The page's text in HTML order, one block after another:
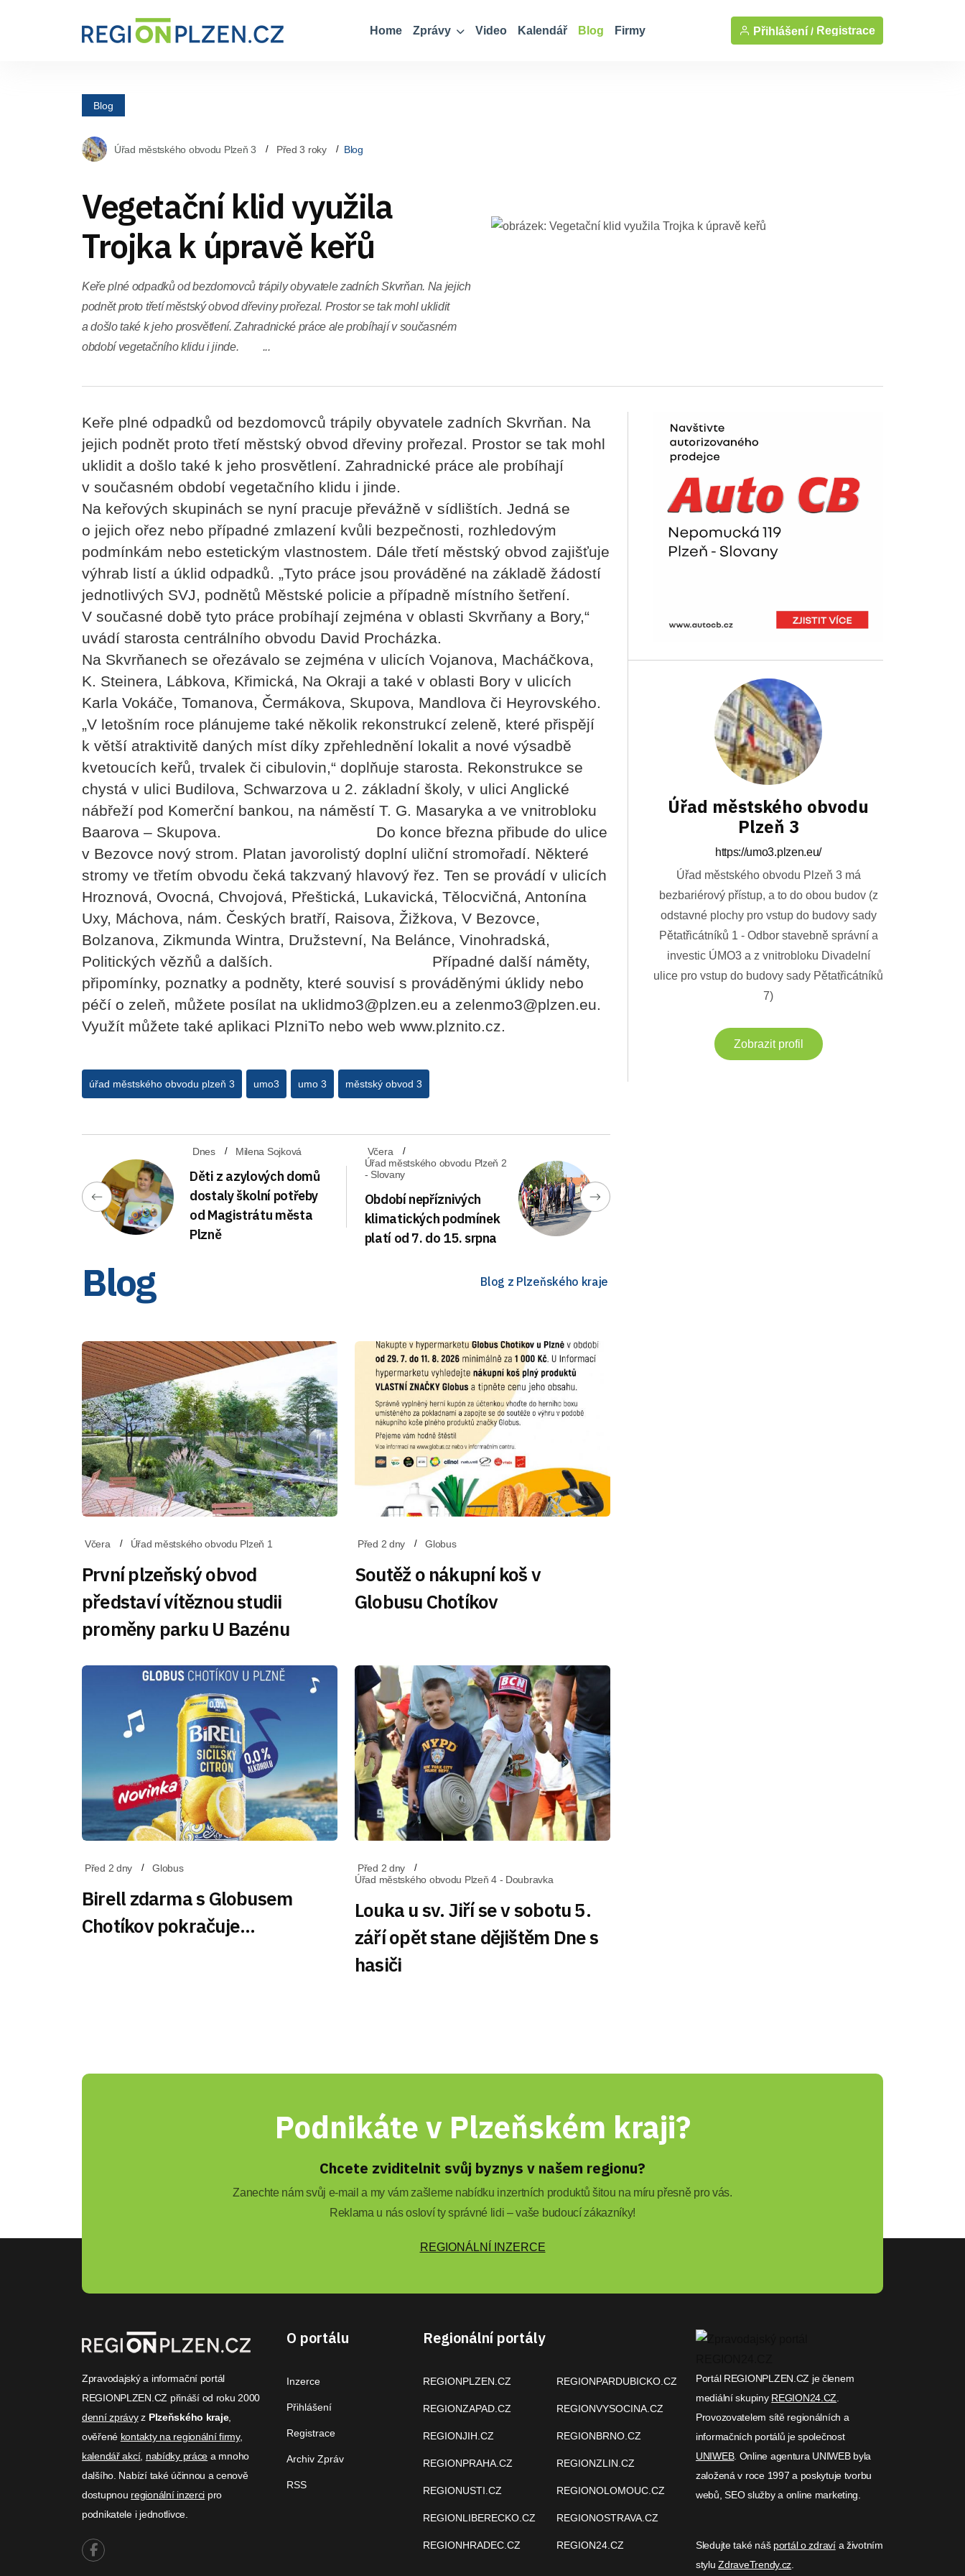
Home Zprávy Video Kalendář Blog Firmy Přihlášení / Registrace
Blog
Úřad městského obvodu Plzeň 3 Před 3 roky Blog
Vegetační klid využila
Trojka k úpravě keřů
Keře plné odpadků od bezdomovců trápily obyvatele zadních Skvrňan. Na jejich
podnět proto třetí městský obvod dřeviny prořezal. Prostor se tak mohl uklidit
a došlo také k jeho prosvětlení. Zahradnické práce ale probíhají v současném
období vegetačního klidu i jinde. ...
Keře plné odpadků od bezdomovců trápily obyvatele zadních Skvrňan. Na
jejich podnět proto třetí městský obvod dřeviny prořezal. Prostor se tak mohl
uklidit a došlo také k jeho prosvětlení. Zahradnické práce ale probíhají
v současném období vegetačního klidu i jinde.
Na keřových skupinách se nyní pracuje převážně v sídlištích. Jedná se
o jejich ořez nebo případné zmlazení kvůli bezpečnosti, rozhledovým
podmínkám nebo estetickým vlastnostem. Dále třetí městský obvod zajišťuje
výhrab listí a úklid odpadků. „Tyto práce jsou prováděné na základě žádostí
jednotlivých SVJ, podnětů Městské policie a případně místního šetření.
V současné době tyto práce probíhají zejména v oblasti Skvrňany a Bory,“
uvádí starosta centrálního obvodu David Procházka.
Na Skvrňanech se ořezávalo se zejména v ulicích Vojanova, Macháčkova,
K. Steinera, Lábkova, Křimická, Na Okraji a také v oblasti Bory v ulicích
Karla Vokáče, Tomanova, Čermákova, Skupova, Mandlova či Heyrovského.
„V letošním roce plánujeme také několik rekonstrukcí zeleně, které přispějí
k větší atraktivitě daných míst díky zpřehlednění lokalit a nové výsadbě
kvetoucích keřů, trvalek či cibulovin,“ doplňuje starosta. Rekonstrukce se
chystá v ulici Budilova, Schwarzova u 2. základní školy, v ulici Anglické
nábřeží pod Komerční bankou, na náměstí T. G. Masaryka a ve vnitrobloku
Baarova – Skupova. Do konce března přibude do ulice
v Bezovce nový strom. Platan javorolistý doplní uliční stromořadí. Některé
stromy ve třetím obvodu čeká takzvaný hlavový řez. Ten se provádí v ulicích
Hroznová, Ovocná, Chvojová, Přeštická, Lukavická, Tělocvičná, Antonína
Uxy, Máchova, nám. Českých bratří, Raisova, Žižkova, V Bezovce,
Bolzanova, Zikmunda Wintra, Družstevní, Na Belánce, Vinohradská,
Politických vězňů a dalších. Případné další náměty,
připomínky, poznatky a podněty, které souvisí s prováděnými úklidy nebo
péčí o zeleň, můžete posílat na uklidmo3@plzen.eu a zelenmo3@plzen.eu.
Využít můžete také aplikaci PlzniTo nebo web www.plznito.cz.
úřad městského obvodu plzeň 3 umo3 umo 3 městský obvod 3
Dnes Milena Sojková
Děti z azylových domů
dostaly školní potřeby
od Magistrátu města
Plzně
Včera
Úřad městského obvodu Plzeň 2
- Slovany
Období nepříznivých
klimatických podmínek
platí od 7. do 15. srpna
Blog Blog z Plzeňského kraje
Včera Úřad městského obvodu Plzeň 1
První plzeňský obvod
představí vítěznou studii
proměny parku U Bazénu
Před 2 dny Globus
Soutěž o nákupní koš v
Globusu Chotíkov
Před 2 dny Globus
Birell zdarma s Globusem
Chotíkov pokračuje…
Před 2 dny
Úřad městského obvodu Plzeň 4 - Doubravka
Louka u sv. Jiří se v sobotu 5.
září opět stane dějištěm Dne s
hasiči
Úřad městského obvodu
Plzeň 3
https://umo3.plzen.eu/
Úřad městského obvodu Plzeň 3 má
bezbariérový přístup, a to do obou budov (z
odstavné plochy pro vstup do budovy sady
Pětatřicátníků 1 - Odbor stavebně správní a
investic ÚMO3 a z vnitrobloku Divadelní
ulice pro vstup do budovy sady Pětatřicátníků
7)
Zobrazit profil
Podnikáte v Plzeňském kraji?
Chcete zviditelnit svůj byznys v našem regionu?
Zanechte nám svůj e-mail a my vám zašleme nabídku inzertních produktů šitou na míru přesně pro vás.
Reklama u nás osloví ty správné lidi – vaše budoucí zákazníky!
REGIONÁLNÍ INZERCE
Zpravodajský a informační portál
REGIONPLZEN.CZ přináší od roku 2000
denní zprávyz Plzeňského kraje,
ověřené kontakty na regionální firmy,
kalendář akcí, nabídky práce a mnoho
dalšího. Nabízí také účinnou a cenově
dostupnou regionální inzerci pro
podnikatele i jednotlivce.
O portálu
Inzerce
Přihlášení
Registrace
Archiv Zpráv
RSS
Regionální portály
REGIONPLZEN.CZ
REGIONZAPAD.CZ
REGIONJIH.CZ
REGIONPRAHA.CZ
REGIONUSTI.CZ
REGIONLIBERECKO.CZ
REGIONHRADEC.CZ
REGIONPARDUBICKO.CZ
REGIONVYSOCINA.CZ
REGIONBRNO.CZ
REGIONZLIN.CZ
REGIONOLOMOUC.CZ
REGIONOSTRAVA.CZ
REGION24.CZ
Portál REGIONPLZEN.CZ je členem
mediální skupiny REGION24.CZ
Provozovatelem sítě regionálních a
informačních portálů je společnost
UNIWEB. Online agentura UNIWEB byla
založená v roce 1997 a poskytuje tvorbu
webů, SEO služby a online marketing.
Sledujte také náš portál o zdravía životním
styluZdraveTrendy.cz